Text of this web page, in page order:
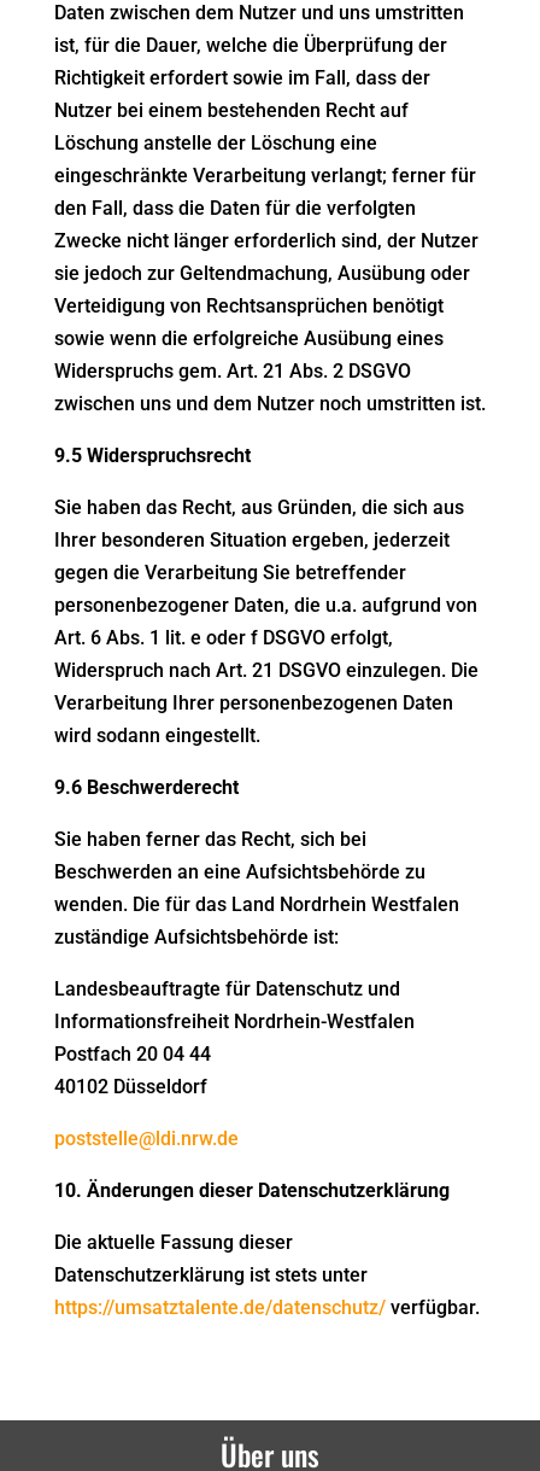
Daten zwischen dem Nutzer und uns umstritten
ist, für die Dauer, welche die Überprüfung der
Richtigkeit erfordert sowie im Fall, dass der
Nutzer bei einem bestehenden Recht auf
Löschung anstelle der Löschung eine
eingeschränkte Verarbeitung verlangt; ferner für
den Fall, dass die Daten für die verfolgten
Zwecke nicht länger erforderlich sind, der Nutzer
sie jedoch zur Geltendmachung, Ausübung oder
Verteidigung von Rechtsansprüchen benötigt
sowie wenn die erfolgreiche Ausübung eines
Widerspruchs gem. Art. 21 Abs. 2 DSGVO
zwischen uns und dem Nutzer noch umstritten ist.
9.5 Widerspruchsrecht
Sie haben das Recht, aus Gründen, die sich aus
Ihrer besonderen Situation ergeben, jederzeit
gegen die Verarbeitung Sie betreffender
personenbezogener Daten, die u.a. aufgrund von
Art. 6 Abs. 1 lit. e oder f DSGVO erfolgt,
Widerspruch nach Art. 21 DSGVO einzulegen. Die
Verarbeitung Ihrer personenbezogenen Daten
wird sodann eingestellt.
9.6 Beschwerderecht
Sie haben ferner das Recht, sich bei
Beschwerden an eine Aufsichtsbehörde zu
wenden. Die für das Land Nordrhein Westfalen
zuständige Aufsichtsbehörde ist:
Landesbeauftragte für Datenschutz und
Informationsfreiheit Nordrhein-Westfalen
Postfach 20 04 44
40102 Düsseldorf
poststelle@ldi.nrw.de
10. Änderungen dieser Datenschutzerklärung
Die aktuelle Fassung dieser
Datenschutzerklärung ist stets unter
https://umsatztalente.de/datenschutz/verfügbar.
Über uns